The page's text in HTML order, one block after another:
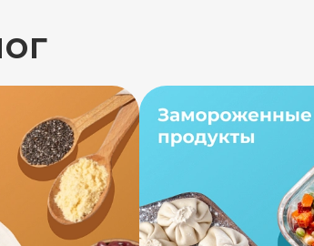
Есть лифт
Подтвердить адрес